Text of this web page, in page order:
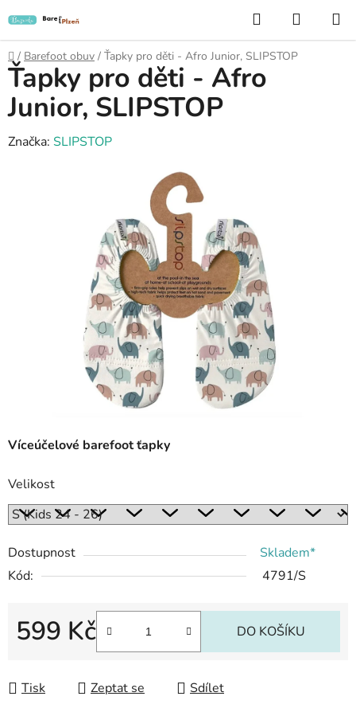
na
obsah
Hledat
KOŠÍK
Domů
/ Barefoot obuv / Ťapky pro děti - Afro Junior, SLIPSTOP
Víceúčelové barefoot ťapky
Velikost
Dostupnost
Skladem*
Kód:
4791/S
599 Kč DO KOŠÍKU
Tisk Zeptat se Sdílet
Ťapky pro děti - Afro
Junior, SLIPSTOP
Značka: SLIPSTOP